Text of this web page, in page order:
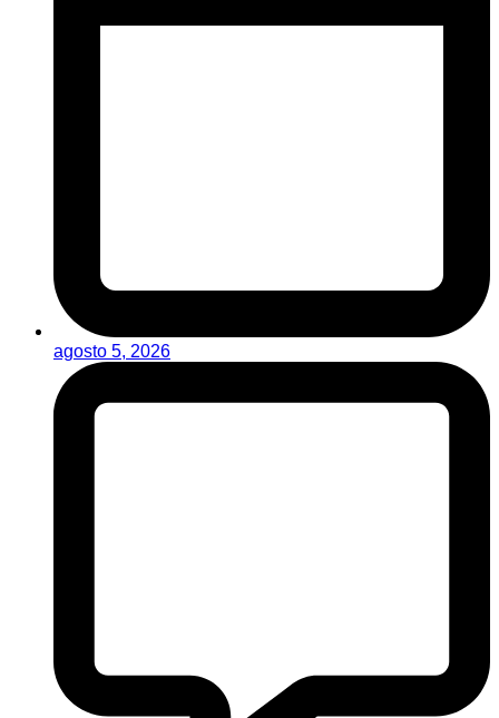
agosto 5, 2026